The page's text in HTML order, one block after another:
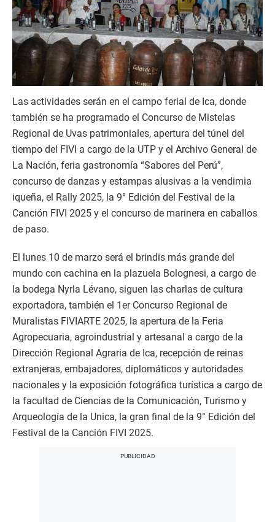
Las actividades serán en el campo ferial de Ica, donde
también se ha programado el Concurso de Mistelas
Regional de Uvas patrimoniales, apertura del túnel del
tiempo del FIVI a cargo de la UTP y el Archivo General de
La Nación, feria gastronomía “Sabores del Perú”,
concurso de danzas y estampas alusivas a la vendimia
iqueña, el Rally 2025, la 9° Edición del Festival de la
Canción FIVI 2025 y el concurso de marinera en caballos
de paso.
El lunes 10 de marzo será el brindis más grande del
mundo con cachina en la plazuela Bolognesi, a cargo de
la bodega Nyrla Lévano, siguen las charlas de cultura
exportadora, también el 1er Concurso Regional de
Muralistas FIVIARTE 2025, la apertura de la Feria
Agropecuaria, agroindustrial y artesanal a cargo de la
Dirección Regional Agraria de Ica, recepción de reinas
extranjeras, embajadores, diplomáticos y autoridades
nacionales y la exposición fotográfica turística a cargo de
la facultad de Ciencias de la Comunicación, Turismo y
Arqueología de la Unica, la gran final de la 9° Edición del
Festival de la Canción FIVI 2025.